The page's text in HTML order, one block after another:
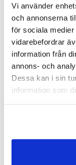
Vi använder
och annonserna
för sociala
vidarebefordrar
information från
annons- och
Dessa kan i sin
information som
Nypris: ca
Mått:
156 cm
Skick: 4/5
2 års garanti
Mer om
2014. Denna
vilket ger en